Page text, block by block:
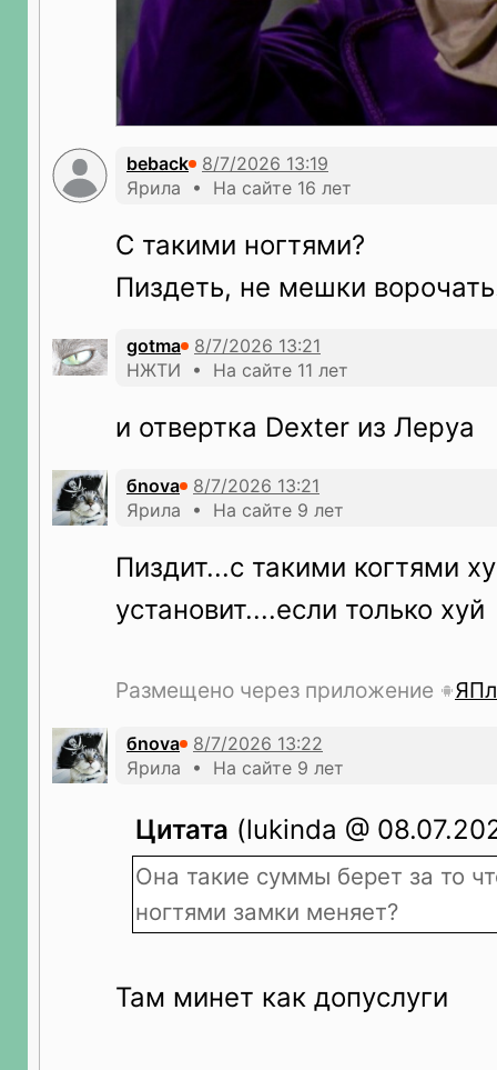
beback
Ярила • На сайте 16 лет
С такими ногтями?
Пиздеть, не мешки
gotma
НЖТИ • На сайте 11 лет
и отвертка Dexter из Леруа
бnova
Ярила • На сайте 9 лет
Пиздит...с такими когтями
установит....если только хуй
Размещено через приложение
бnova
Ярила • На сайте 9 лет
Цитата (lukinda @
Она такие суммы берет за то
ногтями замки меняет?
Там минет как допуслуги